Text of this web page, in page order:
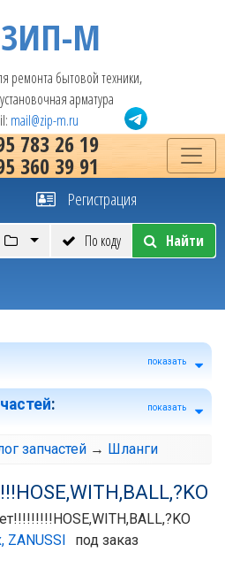
ЗИП-М
ремонта бытовой техники,
арматура
mail@zip-m.ru
783 26 19
360 39 91
Регистрация
По коду Найти
показать
: показать
запчастей → Шланги
ZANUSSI под заказ